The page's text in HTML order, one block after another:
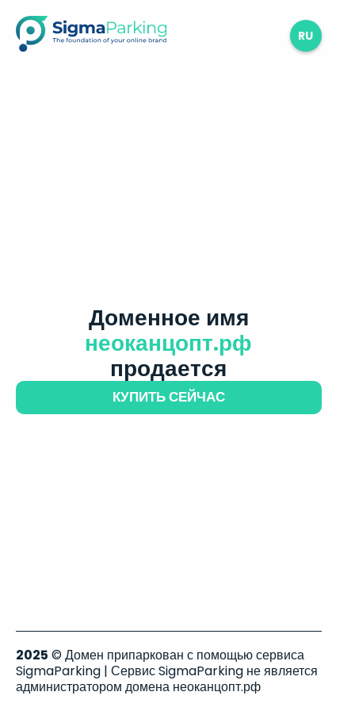
RU
Доменное имя
неоканцопт.рф
продается
КУПИТЬ СЕЙЧАС
2025 © Домен припаркован с помощью сервиса
SigmaParking | Сервис SigmaParking не является
администратором домена неоканцопт.рф